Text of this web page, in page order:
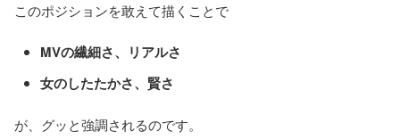
このポジションを敢えて描くことで
MVの繊細さ、リアルさ
女のしたたかさ、賢さ
が、グッと強調されるのです。